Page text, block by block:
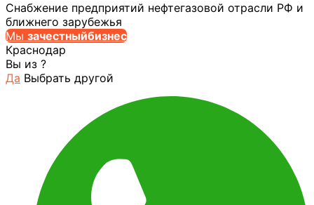
Снабжение предприятий нефтегазовой отрасли РФ и
ближнего зарубежья
Мы зачестныйбизнес
Краснодар
Вы из ?
Да Выбрать другой